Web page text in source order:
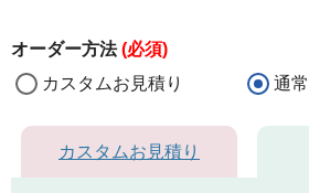
オーダー方法(必須)
カスタムお見積り
通
カスタムお見積り